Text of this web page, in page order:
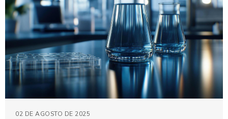
02 DE AGOSTO DE 2025